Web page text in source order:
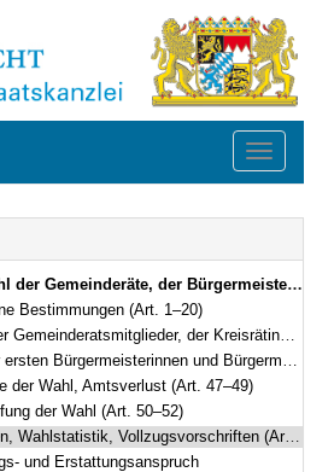
Toggle
(Gemeinde- und Landkreiswahlgesetz – GLKrWG) in der Fassung der Bekanntmachung vom 7. November 2006 (GVBl. S. 834) BayRS 2021-1/2-I (Art. 1–61)
Bestimmungen (Art. 1–20)
der Kreisrätinnen und Kreisräte (Art. 21–38)
und Bürgermeister, der Landrätinnen und Landräte (Art. 39–46)
der Wahl, Amtsverlust (Art. 47–49)
der Wahl (Art. 50–52)
Vollzugsvorschriften (Art. 53–58)
und Erstattungsanspruch